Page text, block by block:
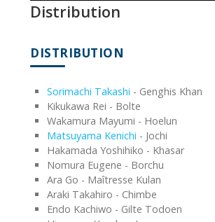
Distribution
DISTRIBUTION
Sorimachi Takashi - Genghis Khan
Kikukawa Rei - Bolte
Wakamura Mayumi - Hoelun
Matsuyama Kenichi - Jochi
Hakamada Yoshihiko - Khasar
Nomura Eugene - Borchu
Ara Go - Maîtresse Kulan
Araki Takahiro - Chimbe
Endo Kachiwo - Gilte Todoen